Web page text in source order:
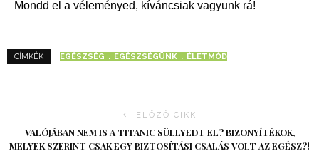
Mondd el a véleményed, kíváncsiak vagyunk rá!
CÍMKÉK EGÉSZSÉG EGÉSZSÉGÜNK ÉLETMÓD
ELŐZŐ CIKK
VALÓJÁBAN NEM IS A TITANIC SÜLLYEDT EL? BIZONYÍTÉKOK,
MELYEK SZERINT CSAK EGY BIZTOSÍTÁSI CSALÁS VOLT AZ EGÉSZ?!